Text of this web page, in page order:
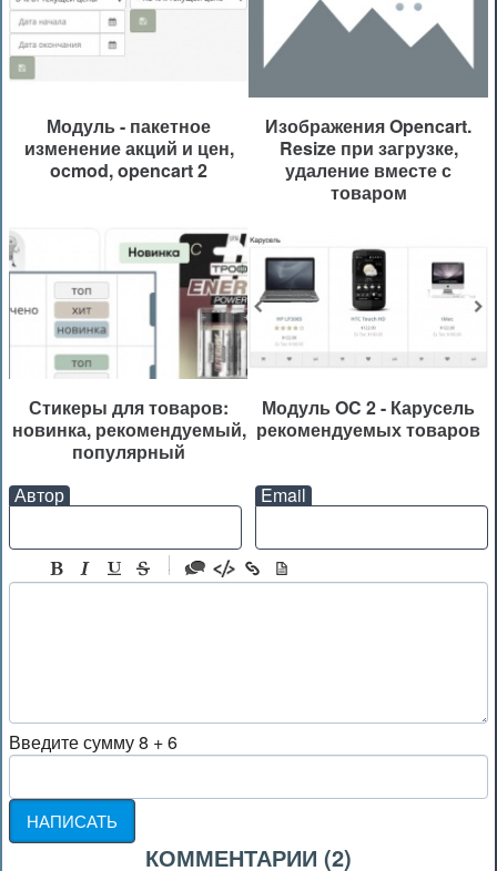
Модуль - пакетное
изменение акций и цен,
ocmod, opencart 2
Изображения Opencart.
Resize при загрузке,
удаление вместе с
товаром
Стикеры для товаров:
новинка, рекомендуемый,
популярный
Модуль OC 2 - Карусель
рекомендуемых товаров
Автор Email
-
-
-
-
-
Введите сумму 8 + 6
КОММЕНТАРИИ (2)